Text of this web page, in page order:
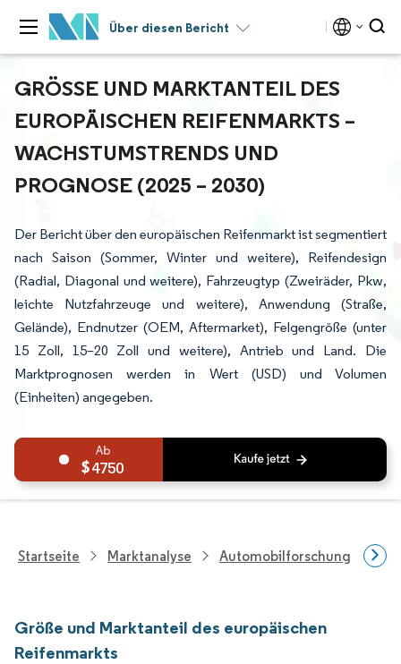
Über diesen Bericht
GRÖSSE UND MARKTANTEIL DES E
UROPÄISCHEN REIFENMARKTS – W
ACHSTUMSTRENDS UND P
ROGNOSE (2025 – 2030)
Der Bericht über den europäischen Reifenmarkt ist segmentiert
nach Saison (Sommer, Winter und weitere), Reifendesign
(Radial, Diagonal und weitere), Fahrzeugtyp (Zweiräder, Pkw,
leichte Nutzfahrzeuge und weitere), Anwendung (Straße,
Gelände), Endnutzer (OEM, Aftermarket), Felgengröße (unter
15 Zoll, 15–20 Zoll und weitere), Antrieb und Land. Die
Marktprognosen werden in Wert (USD) und Volumen
(Einheiten) angegeben.
4750
Startseite Marktanalyse Automobilforschung
Größe und Marktanteil des europäischen
Reifenmarkts